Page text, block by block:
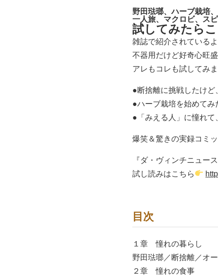
野田琺瑯、ハーブ栽培、
一人旅、マクロビ、ス
試してみたら
雑誌で紹介されている
不器用だけど好奇心旺
アレもコレも試してみ
●断捨離に挑戦したけ
●ハーブ栽培を始めて
●「みえる人」に憧れ
爆笑＆驚きの実録コミ
『ダ・ヴィンチニュー
試し読みはこちら
目次
１章 憧れの暮らし
野田琺瑯／断捨離／オ
２章 憧れの食事